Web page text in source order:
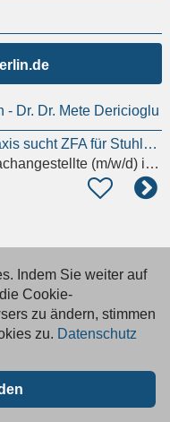
Dr. Dr. Mete Dericioglu
amiliäre/moderne Praxis sucht ZFA für Stuhlassistenz m/w/d Details anzeigen
(m/w/d)in Berlin
Indem Sie weiter auf
Cookie-
zu ändern, stimmen
zu. Datenschutz